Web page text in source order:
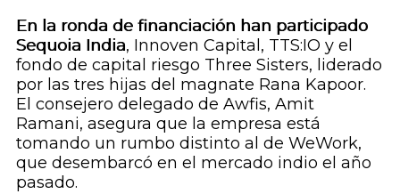
En la ronda de financiación han participado
Sequoia India, Innoven Capital, TTS:IO y el
fondo de capital riesgo Three Sisters, liderado
por las tres hijas del magnate Rana Kapoor.
El consejero delegado de Awfis, Amit
Ramani, asegura que la empresa está
tomando un rumbo distinto al de WeWork,
que desembarcó en el mercado indio el año
pasado.